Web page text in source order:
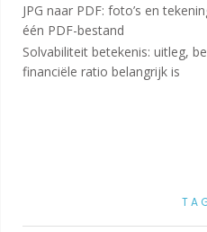
JPG naar PDF: foto’s en
één PDF-bestand
Solvabiliteit betekenis: uitleg,
financiële ratio belangrijk is